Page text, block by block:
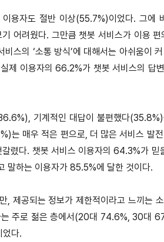
용자도 절반 이상(55.7%)이었다. 그에
어려웠다. 그만큼 챗봇 서비스가 이용 편
스의 ‘소통 방식’에 대해서는 아쉬움이
제 이용자의 66.2%가 챗봇 서비스의 답
기계적인 대답이 불편했다
는 매우 적은 편으로, 더 많은 서비스 발
갈렸다. 챗봇 서비스 이용자의 64.3%가
말하는 이용자가 85.5%에 달한 것이다.
, 제공되는 정보가 제한적이라고 느끼는
는 주로 젊은 층에서(20대 74.6%, 30대
었다.